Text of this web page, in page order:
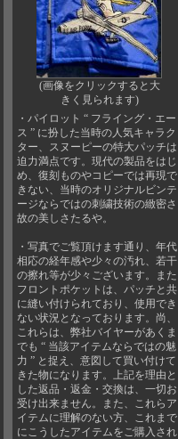
(画像をクリックすると大
きく見られます)
・パイロット “ フライング・エー
ス ” に扮した当時の人気キャラク
ター、スヌーピーの特大パッチは
迫力満点です。現代の製品をはじ
め、復刻ものやコピーでは再現で
きない、当時のオリジナルビンテ
ージならではの刺繍技術の緻密さ
故の美しさたるや。
・写真でご覧頂けます通り、年代
相応の経年感や少々の汚れ、若干
の擦れ等が少々ございます。また
フロントポケットは、パッチと共
に縫い付けられており、使用でき
ない状況となっております。尚、
これらは、弊社バイヤーがあくま
でも “ 当該アイテムならではの魅
力 ” と捉え、意図して買い付けて
きた物になります。上記を理由と
した返品・返金・交換は、一切お
受け出来ません。また、これらア
イテムに理解のない方、これまで
にこうしたアイテムをご購入され